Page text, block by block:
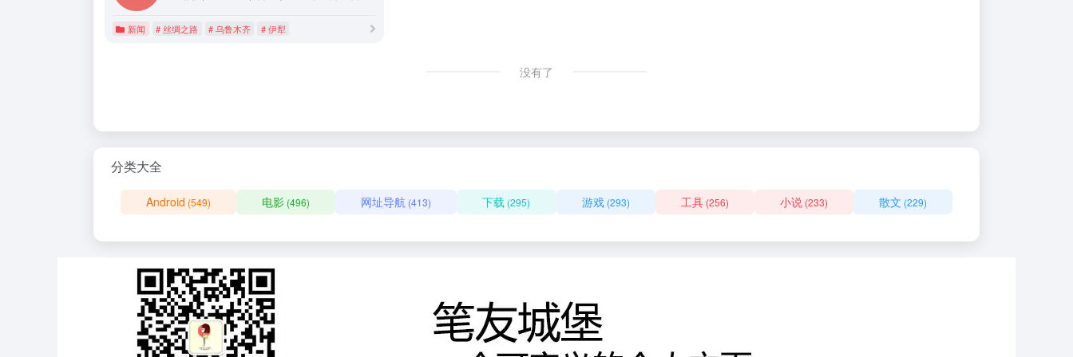
新闻 # 丝绸之路 # 乌鲁木齐 # 伊犁
没有了
分类大全
Android (549) 电影 (496) 网址导航 (413) 下载 (295) 游戏(293) 工具(256) 小说(233) 散文 (229)